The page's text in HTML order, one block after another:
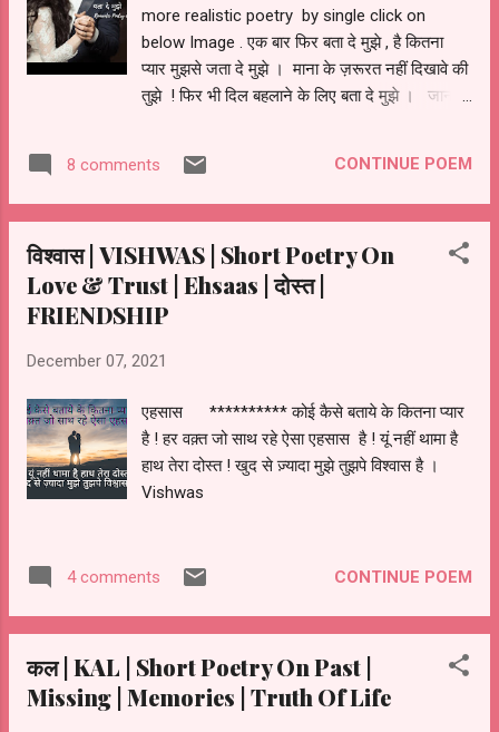
more realistic poetry by single click on
below Image . एक बार फिर बता दे मुझे , है कितना
प्यार मुझसे जता दे मुझे । माना के ज़रूरत नहीं दिखावे की
तुझे ! फिर भी दिल बहलाने के लिए बता दे मुझे । जानती
मेरा और अपने गम देदे मुझे । ये इश्क़ ही तो ज़िन्दगी है
जो जी रहे है हम ! भूल जा इसमें खुद को और गले लगा ले
बाकी की ज़िन्दगी आ मिल के जी ले ।।।। Bataa De
Mujhe
8 comments CONTINUE POEM
विश्वास | VISHWAS | Short Poetry On
Love & Trust | Ehsaas | दोस्त |
FRIENDSHIP
December 07, 2021
एहसास ********** कोई कैसे बताये के कितना प्यार
है ! हर वक़्त जो साथ रहे ऐसा एहसास है ! यूं नहीं थामा है
हाथ तेरा दोस्त ! खुद से ज़्यादा मुझे तुझपे विश्वास है ।
Vishwas
4 comments CONTINUE POEM
कल | KAL | Short Poetry On Past |
Missing | Memories | Truth Of Life